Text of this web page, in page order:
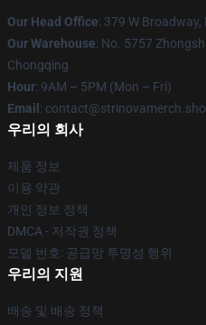
Our Head Office: 379 W Broadway,
Our Warehouse: No. 5757
Chongqing
Hour: 9AM – 5PM (Mon – Fri)
Email :
우리의 회사
제품 정보
이용 약관
개인 정보 정책
DMCA - 저작권 정책
모델 번호: 공급망 투명성 행위
우리의 지원
배송 및 배송 정책